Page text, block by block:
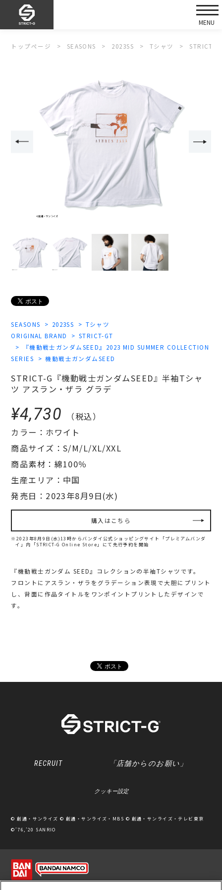
トップページ SEASONS 2023SS Tシャツ STRICT-
SEASONS 2023SS
Tシャツ
ORIGINAL BRAND
STRICT-GT
『機動戦士ガンダムSEED』2023 MID SUMMER COLLECTION
SERIES
機動戦士ガンダムSEED
STRICT-G『機動戦士ガンダムSEED』半袖Tシャ
ツ アスラン・ザラ グラデ
¥4,730
（税込）
カラー：ホワイト
商品サイズ：S/M/L/XL/XXL
商品素材：綿100％
生産エリア：中国
発売日：2023年8月9日(水)
購入はこちら
※2023年8月9日(水)13時からバンダイ公式ショッピングサイト「プレミアムバンダ
イ」内
「STRICT-G Online Store」にて先行予約を開始
『機動戦士ガンダム SEED』コレクションの半袖Tシャツです。
フロントにアスラン・ザラをグラデーション表現で大胆にプリント
し、背面に作品タイトルをワンポイントプリントしたデザインで
す。
RECRUIT 「店舗からのお願い」
クッキー設定
© 創通・サンライズ © 創通・サンライズ・MBS © 創通・サンライズ・テレビ東京
©’76,’20 SANRIO